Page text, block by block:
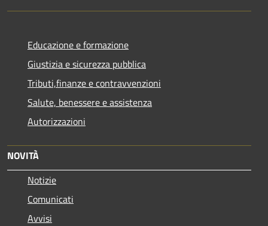
Educazione e formazione
Giustizia e sicurezza pubblica
Tributi,finanze e contravvenzioni
Salute, benessere e assistenza
Autorizzazioni
NOVITÀ
Notizie
Comunicati
Avvisi